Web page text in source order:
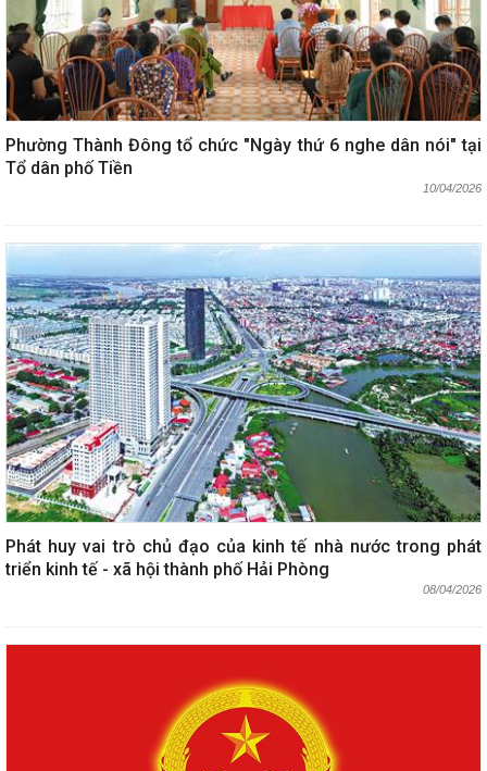
Phường Thành Đông tổ chức "Ngày thứ 6 nghe dân nói" tại
Tổ dân phố Tiền
10/04/2026
Phát huy vai trò chủ đạo của kinh tế nhà nước trong phát
triển kinh tế - xã hội thành phố Hải Phòng
08/04/2026